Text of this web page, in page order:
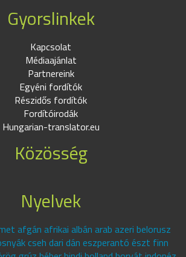
Gyorslinkek
Kapcsolat
Médiaajánlat
Partnereink
Egyéni fordítók
Részidős fordítók
Fordítóirodák
Hungarian-translator.eu
Közösség
Nyelvek
afgán afrikai albán arab azeri belorusz
cseh dari dán eszperantó észt finn